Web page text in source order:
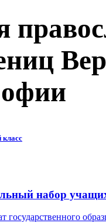
набор
государственного